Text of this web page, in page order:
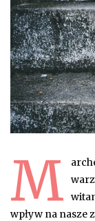
M
wpływ na nasze